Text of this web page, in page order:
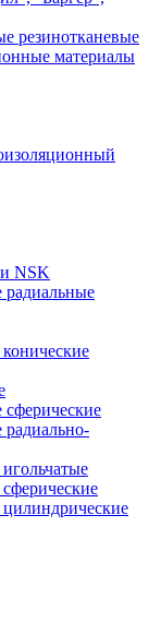
резинотканевые
материалы
NSK